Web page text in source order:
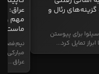
رئال و
سیلوا برای پیوستن
ابراز تمایل کرد...
عراق:
مهم و
ماست
نیم‌فصل
مبارکی
عراق...